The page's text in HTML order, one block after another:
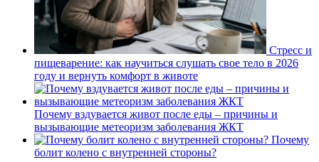
Стресс и
пищеварение: как научиться слушать свое тело в 2026
году и вернуть комфорт в животе
Почему вздувается живот после еды – причины и
вызывающие метеоризм заболевания ЖКТ
Почему
болит колено с внутренней стороны?